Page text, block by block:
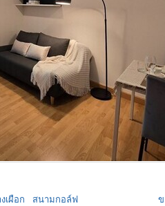
เผือก สนามกอล์ฟ